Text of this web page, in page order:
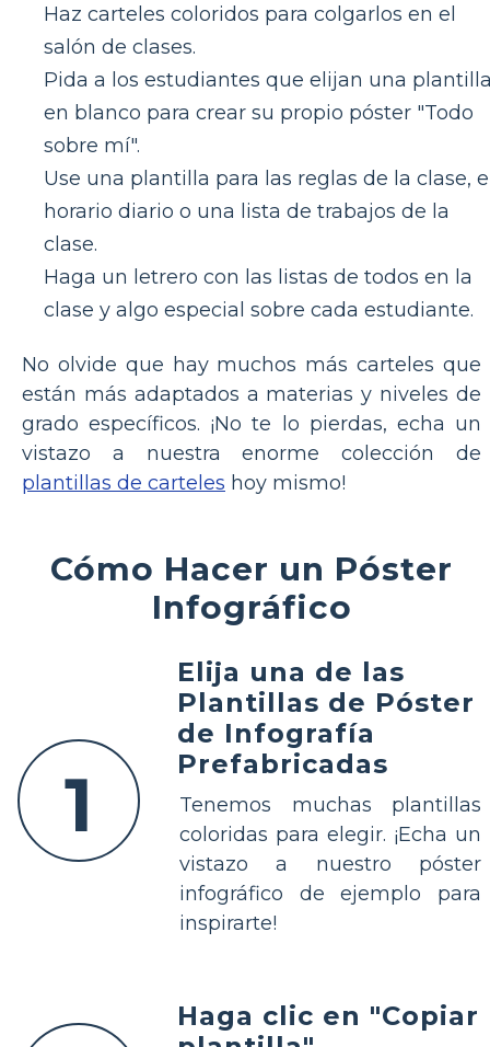
Haz carteles coloridos para colgarlos en el
salón de clases.
Pida a los estudiantes que elijan una
en blanco para crear su propio póster "Todo
sobre mí".
Use una plantilla para las reglas de la clase,
horario diario o una lista de trabajos de la
clase.
Haga un letrero con las listas de todos en la
clase y algo especial sobre cada estudiante.
No olvide que hay muchos más carteles que
están más adaptados a materias y niveles de
grado específicos. ¡No te lo pierdas, echa un
vistazo a nuestra enorme colección de
plantillas de carteles hoy mismo!
Cómo Hacer un Póster
Infográfico
1
Elija una de las
Plantillas de Póster
de Infografía
Prefabricadas
Tenemos muchas plantillas
coloridas para elegir. ¡Echa un
vistazo a nuestro póster
infográfico de ejemplo para
inspirarte!
Haga clic en "Copiar